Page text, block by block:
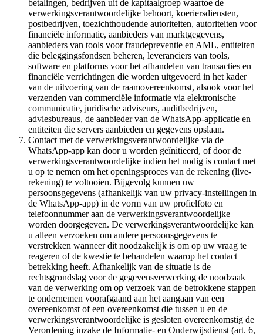
betalingen, bedrijven uit de kapitaalgroep waartoe de
verwerkingsverantwoordelijke behoort, koeriersdiensten,
postbedrijven, toezichthoudende autoriteiten, autoriteiten voor
financiële informatie, aanbieders van marktgegevens,
aanbieders van tools voor fraudepreventie en AML, entiteiten
die beleggingsfondsen beheren, leveranciers van tools,
software en platforms voor het afhandelen van transacties en
financiële verrichtingen die worden uitgevoerd in het kader
van de uitvoering van de raamovereenkomst, alsook voor het
verzenden van commerciële informatie via elektronische
communicatie, juridische adviseurs, auditbedrijven,
adviesbureaus, de aanbieder van de WhatsApp-applicatie en
entiteiten die servers aanbieden en gegevens opslaan.
Contact met de verwerkingsverantwoordelijke via de
WhatsApp-app kan door u worden geïnitieerd, of door de
verwerkingsverantwoordelijke indien het nodig is contact met
u op te nemen om het openingsproces van de rekening (live-
rekening) te voltooien. Bijgevolg kunnen uw
persoonsgegevens (afhankelijk van uw privacy-instellingen in
de WhatsApp-app) in de vorm van uw profielfoto en
telefoonnummer aan de verwerkingsverantwoordelijke
worden doorgegeven. De verwerkingsverantwoordelijke kan
u alleen verzoeken om andere persoonsgegevens te
verstrekken wanneer dit noodzakelijk is om op uw vraag te
reageren of de kwestie te behandelen waarop het contact
betrekking heeft. Afhankelijk van de situatie is de
rechtsgrondslag voor de gegevensverwerking de noodzaak
van de verwerking om op verzoek van de betrokkene stappen
te ondernemen voorafgaand aan het aangaan van een
overeenkomst of een overeenkomst die tussen u en de
verwerkingsverantwoordelijke is gesloten overeenkomstig de
Verordening inzake de Informatie- en Onderwijsdienst (art. 6,